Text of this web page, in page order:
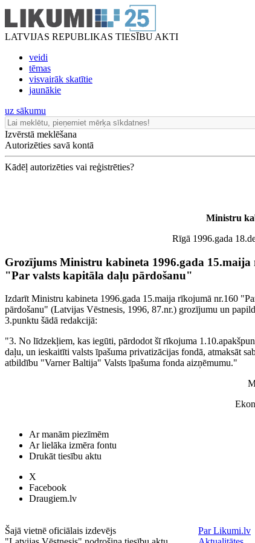
LATVIJAS REPUBLIKAS TIESĪBU AKTI
veidi
tēmas
visvairāk skatītie
jaunākie
uz sākumu
Izvērstā meklēšana
Autorizēties savā kontā
Kādēļ autorizēties vai reģistrēties?
Ministru
Rīgā 1996.gada
Grozījums Ministru kabineta 1996.gada
"Par valsts kapitāla daļu pārdošanu"
Izdarīt Ministru kabineta 1996.gada 15.maija rīkojumā nr.160
pārdošanu" (Latvijas Vēstnesis, 1996, 87.nr.) grozījumu un
3.punktu šādā redakcijā:
"3. No līdzekļiem, kas iegūti, pārdodot šī rīkojuma
daļu, un ieskaitīti valsts īpašuma privatizācijas fondā, atmaksāt
atbildību "Varner Baltija" Valsts īpašuma fonda aizņēmumu."
Ar manām piezīmēm
Ar lielāka izmēra fontu
Drukāt tiesību aktu
X
Facebook
Draugiem.lv
Šajā vietnē oficiālais izdevējs
Par Likumi.lv